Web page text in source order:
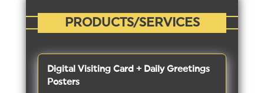
PRODUCTS/SERVICES
Digital Visiting Card + Daily Greetings
Posters